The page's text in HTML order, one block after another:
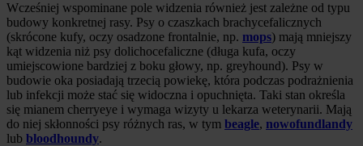
Wcześniej wspominane pole widzenia również jest zależne od typu
budowy konkretnej rasy. Psy o czaszkach brachycefalicznych
(skrócone kufy, oczy osadzone frontalnie, np. mops) mają mniejszy
kąt widzenia niż psy dolichocefaliczne (długa kufa, oczy
umiejscowione bardziej z boku głowy, np. greyhound). Psy w
budowie oka posiadają trzecią powiekę, która podczas podrażnienia
lub infekcji może stać się widoczna i opuchnięta. Taki stan określa
się mianem cherryeye i wymaga wizyty u lekarza weterynarii. Mają
do niej skłonności psy różnych ras, w tym beagle, nowofundlandy
lub bloodhoundy.